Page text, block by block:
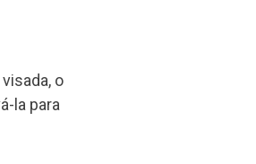
o
la para